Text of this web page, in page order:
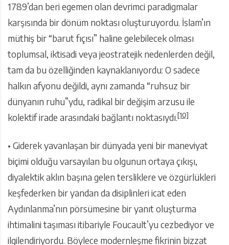
1789’dan beri egemen olan devrimci paradigmalar
karşısında bir dönüm noktası oluşturuyordu. İslam’ın
müthiş bir “barut fıçısı” haline gelebilecek olması
toplumsal, iktisadi veya jeostratejik nedenlerden değil,
tam da bu özelliğinden kaynaklanıyordu: O sadece
halkın afyonu değildi, aynı zamanda “ruhsuz bir
dünyanın ruhu”ydu, radikal bir değişim arzusu ile
kolektif irade arasındaki bağlantı noktasıydı.[10]
• Giderek yavanlaşan bir dünyada yeni bir maneviyat
biçimi olduğu varsayılan bu olgunun ortaya çıkışı,
diyalektik aklın başına gelen tersliklere ve özgürlükleri
keşfederken bir yandan da disiplinleri icat eden
Aydınlanma’nın pörsümesine bir yanıt oluşturma
ihtimalini taşıması itibariyle Foucault’yu cezbediyor ve
ilgilendiriyordu. Böylece modernleşme fikrinin bizzat